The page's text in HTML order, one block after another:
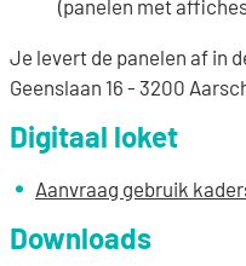
(panelen met
Je levert de panelen af in
Geenslaan 16 - 3200
Digitaal loket
Aanvraag gebruik
Downloads